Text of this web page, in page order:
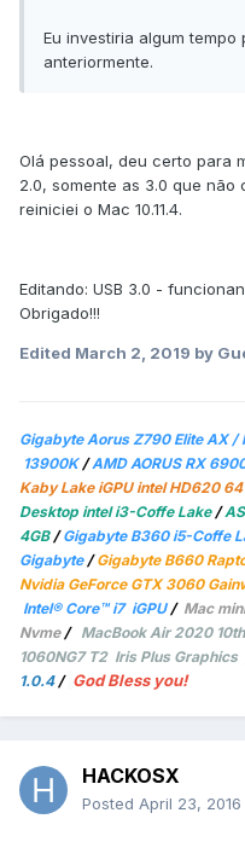
Eu investiria algum
anteriormente.
Olá pessoal, deu certo para
2.0, somente as 3.0 que não
reiniciei o Mac 10.11.4.
Editando: USB 3.0 -
Obrigado!!!
Edited March 2, 2019 by
Gigabyte Aorus Z790 Elite AX /
13900K / AMD AORUS RX
Kaby Lake iGPU intel HD620 64
Desktop intel i3-Coffe Lake /
4GB / Gigabyte B360 i5-Coffe
Gigabyte / Gigabyte B660
Nvidia GeForce GTX 3060
Intel® Core™ i7 iGPU / Mac
Nvme /
MacBook Air 2020
1060NG7 T2 Iris Plus Graphics
1.0.4/ God Bless you!
HACKOSX
Posted April 23, 2016